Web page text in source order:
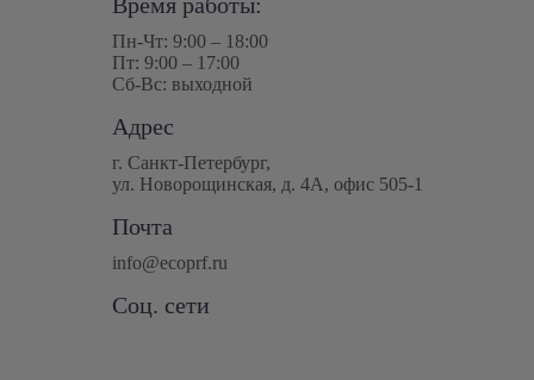
Пн-Чт: 9:00 – 18:00
Пт: 9:00 – 17:00
Сб-Вс: выходной
Адрес
г. Санкт-Петербург,
ул. Новорощинская, д. 4А, офис 505-1
Почта
info@ecoprf.ru
Соц. сети